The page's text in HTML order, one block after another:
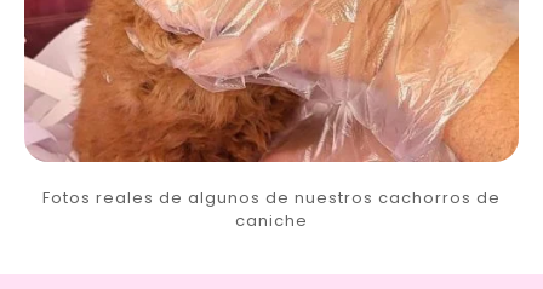
Fotos reales de algunos de nuestros cachorros de
caniche